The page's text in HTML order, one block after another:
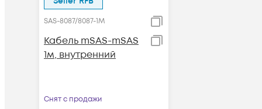
SAS-8087/8087-1M
Кабель mSAS-mSAS
1м, внутренний
Снят с продажи